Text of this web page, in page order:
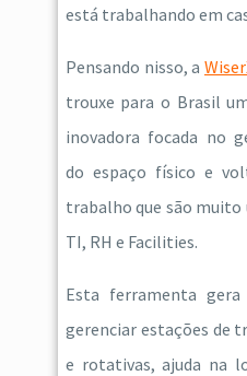
está trabalhando em
Pensando nisso, a
trouxe para o Brasil
inovadora focada no
do espaço físico e
trabalho que são muito
TI, RH e Facilities.
Esta ferramenta
gerenciar estações de
e rotativas, ajuda na